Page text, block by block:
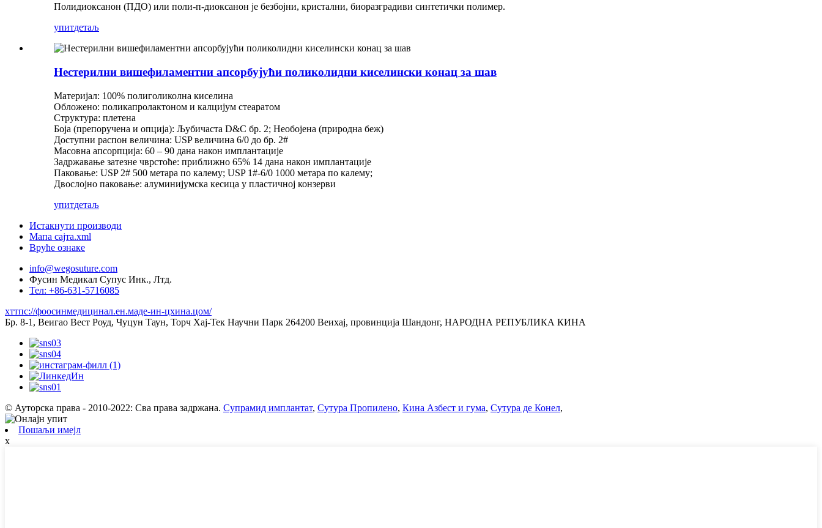
Полидиоксанон (ПДО) или поли-п-диоксанон је безбојни, кристални, биоразградиви синтетички полимер.
упитдетаљ
Нестерилни вишефиламентни апсорбујући поликолидни киселински конац за шав
Материјал: 100% полиголиколна киселина
Обложено: поликапролактоном и калцијум стеаратом
Структура: плетена
Боја (препоручена и опција): Љубичаста D&C бр. 2; Необојена (природна беж)
Доступни распон величина: USP величина 6/0 до бр. 2#
Масовна апсорпција: 60 ​​– 90 дана након имплантације
Задржавање затезне чврстоће: приближно 65% 14 дана након имплантације
Паковање: USP 2# 500 метара по калему; USP 1#-6/0 1000 метара по калему;
Двослојно паковање: алуминијумска кесица у пластичној конзерви
упитдетаљ
Истакнути производи
Мапа сајта.xml
Вруће ознаке
info@wegosuture.com
Фусин Медикал Супус Инк., Лтд.
Тел: +86-631-5716085
хттпс://фоосинмедицинал.ен.маде-ин-цхина.цом/
Бр. 8-1, Веигао Вест Роуд, Чуцун Таун, Торч Хај-Тек Научни Парк 264200 Веихај, провинција Шандонг, НАРОДНА РЕПУБЛИКА КИНА
© Ауторска права - 2010-2022: Сва права задржана. Супрамид имплантат, Сутура Пропилено, Кина Азбест и гума, Сутура де Конел,
Пошаљи имејл
x